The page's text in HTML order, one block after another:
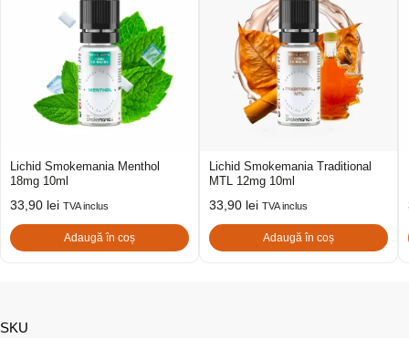
Lichid Smokemania Menthol
18mg 10ml
33,90 lei TVA inclus
Adaugă în coș
Lichid Smokemania Traditional
MTL 12mg 10ml
33,90 lei TVA inclus
Adaugă în coș
SKU